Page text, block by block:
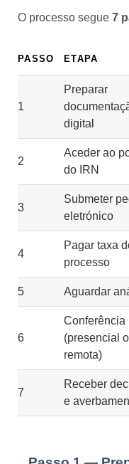
O processo segue 7
PASSO ETAPA
1
Preparar
digital
2
Aceder ao
do IRN
3
Submeter
eletrónico
4
Pagar taxa
processo
5 Aguardar
6
Conferência
(presencial
remota)
7
Receber
e